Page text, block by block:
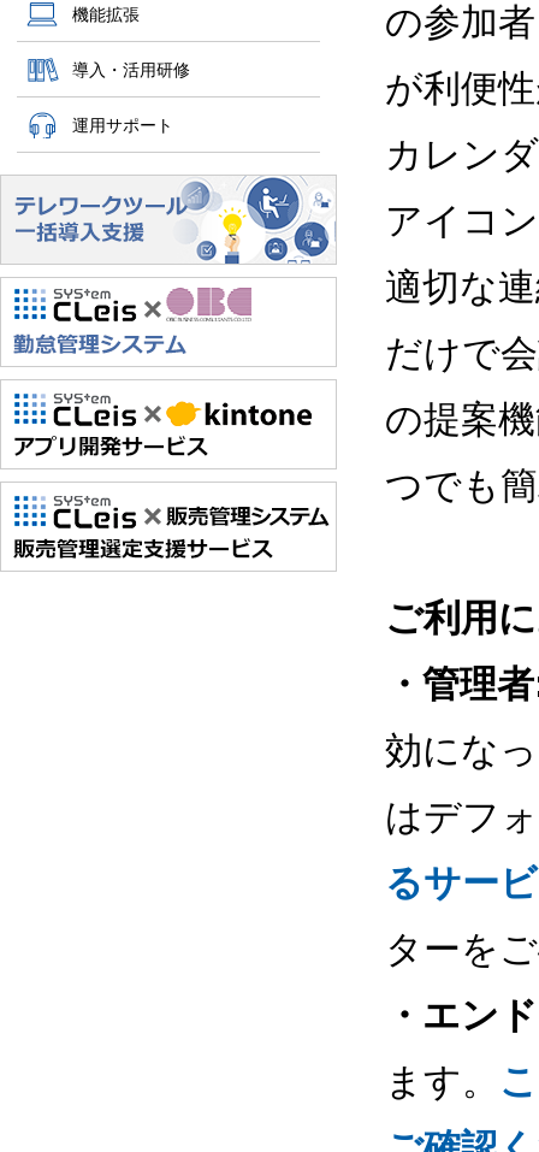
機能拡張
導入・活用研修
運用サポート
の参加
が利便
カレン
アイコ
適切な
だけで
の提案
つでも
ご利用
・管理
効にな
はデフ
るサー
ターを
・エン
ます。